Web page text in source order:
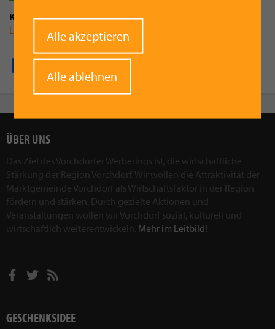
Kategorie
Leben
ÜBER UNS
Das Ziel des Vorchdorfer Werberings ist, die wirtschaftliche
Stärkung der Region Vorchdorf. Wir wollen die Attraktivität der
Marktgemeinde Vorchdorf als Wirtschaftsfaktor in der Region
fördern und stärken. Durch gezielte Aktionen und
Veranstaltungen wollen wir Vorchdorf sozial, kulturell und
wirtschaftlich weiterentwickeln. Mehr im Leitbild!
GESCHENKSIDEE
Alle akzeptieren
Alle ablehnen